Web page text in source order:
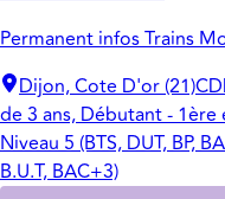
Permanent infos Trains
Dijon, Cote D'or (21)
de 3 ans, Débutant - 1ère
Niveau 5 (BTS, DUT, BP,
B.U.T, BAC+3)